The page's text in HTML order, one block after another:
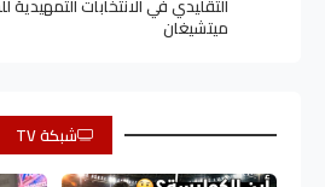
ميتشيغان
شبكة TV